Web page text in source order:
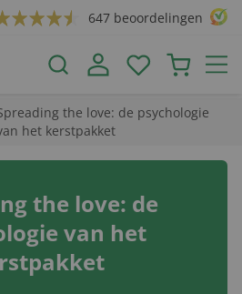
647 beoordelingen
the love: de psychologie
het kerstpakket
the love: de
van het